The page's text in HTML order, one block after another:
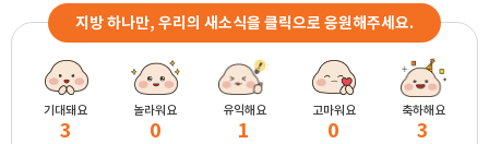
지방 하나만, 우리의 새소식을 클릭으로 응원해주세요.
기대돼요
3
놀라워요
0
유익해요
1
고마워요
0
축하해요
3